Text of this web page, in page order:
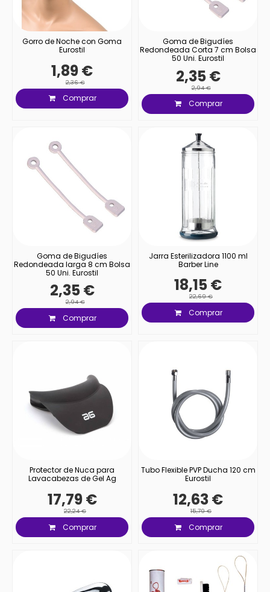
Gorro de Noche con Goma
Eurostil
1,89 €
2,36 €
Comprar
Goma de Bigudíes
Redondeada Corta 7 cm Bolsa
50 Uni. Eurostil
2,35 €
2,94 €
Comprar
Goma de Bigudíes
Redondeada larga 8 cm Bolsa
50 Uni. Eurostil
2,35 €
2,94 €
Comprar
Jarra Esterilizadora 1100 ml
Barber Line
18,15 €
22,69 €
Comprar
Protector de Nuca para
Lavacabezas de Gel Ag
17,79 €
22,24 €
Comprar
Tubo Flexible PVP Ducha 120 cm
Eurostil
12,63 €
15,79 €
Comprar